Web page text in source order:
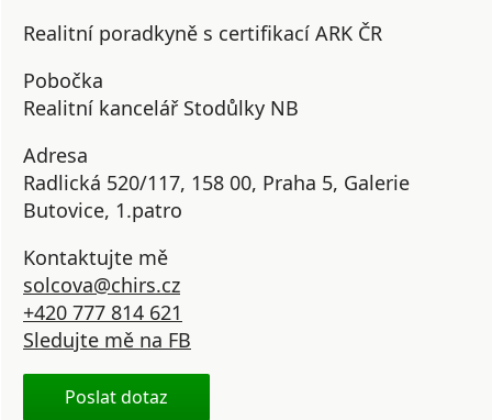
Realitní poradkyně s certifikací ARK ČR
Pobočka
Realitní kancelář Stodůlky NB
Adresa
Radlická 520/117, 158 00, Praha 5, Galerie
Butovice, 1.patro
Kontaktujte mě
solcova@chirs.cz
+420 777 814 621
Sledujte mě na FB
Poslat dotaz